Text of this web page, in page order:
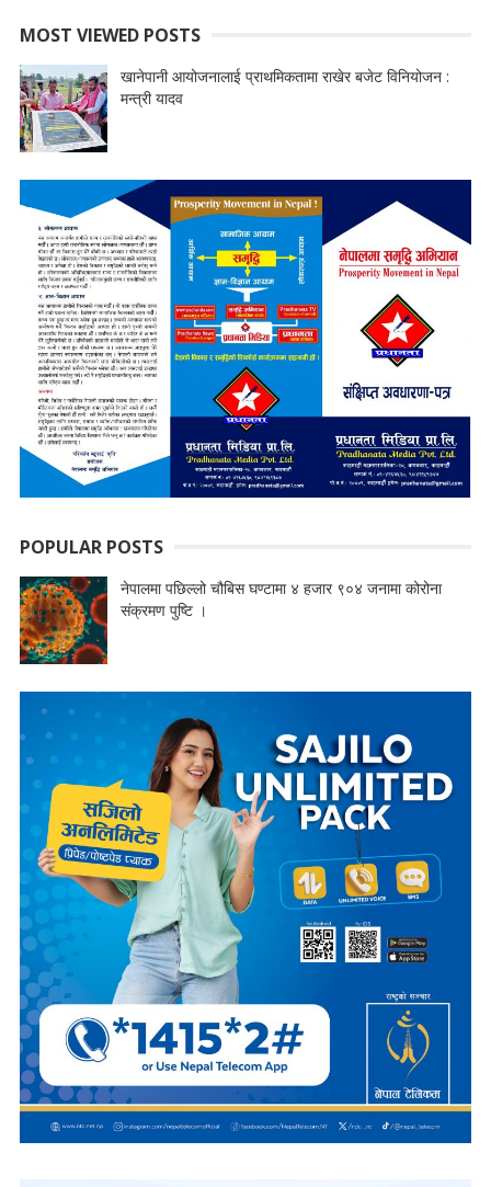
MOST VIEWED POSTS
खानेपानी आयोजनालाई प्राथमिकतामा राखेर बजेट विनियोजन :
मन्त्री यादव
POPULAR POSTS
नेपालमा पछिल्लो चौबिस घण्टामा ४ हजार ९०४ जनामा कोरोना
संक्रमण पुष्टि ।